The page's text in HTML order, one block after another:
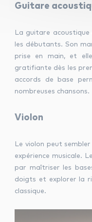
Guitare
La guitare
les débutants. Son
prise en main, et
gratifiante dès les
accords de base
nombreuses chansons.
Violon
Le violon peut
expérience musicale.
par maîtriser les
doigts et explorer la
classique.